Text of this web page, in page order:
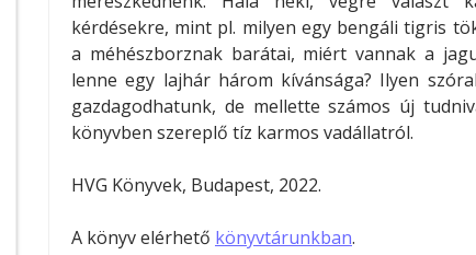
kérdésekre, mint pl. milyen egy bengáli tigris
a méhészborznak barátai, miért vannak a
lenne egy lajhár három kívánsága? Ilyen
gazdagodhatunk, de mellette számos új
könyvben szereplő tíz karmos vadállatról.
HVG Könyvek, Budapest, 2022.
A könyv elérhető könyvtárunkban.